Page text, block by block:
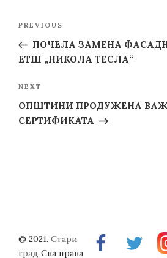
Post
Previous
Post
PREVIOUS
ПОЧЕЛА ЗАМЕНА
ЕТШ „НИКОЛА ТЕСЛА“
Next
Post
NEXT
ОПШТИНИ ПРОДУЖЕНА
СЕРТИФИКАТА
FacebookTwitter
© 2021. Стари
град Сва права